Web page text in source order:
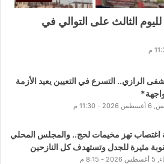
الثالث على التوالي في
الرازي.. التسرع في التعيين يعيد الأزمة
- 11:30 م
اغتصاب تهز مخيمات لحج.. والمجلس المحلي
مثيرة للجدل وتستهدف كل النازحين
م